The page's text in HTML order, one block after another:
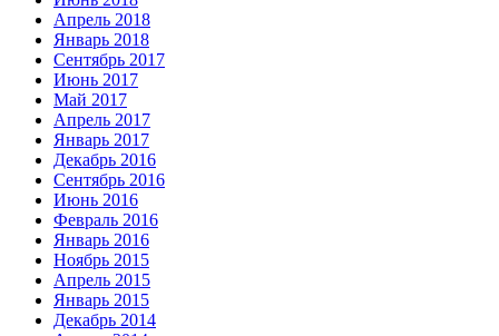
Апрель 2018
Январь 2018
Сентябрь 2017
Июнь 2017
Май 2017
Апрель 2017
Январь 2017
Декабрь 2016
Сентябрь 2016
Июнь 2016
Февраль 2016
Январь 2016
Ноябрь 2015
Апрель 2015
Январь 2015
Декабрь 2014